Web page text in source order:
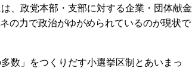
、政党本部・支部に対する企業・団体献金
の力で政治がゆがめられているのが現状で
数」をつくりだす小選挙区制とあいまっ